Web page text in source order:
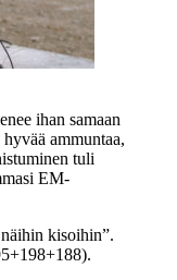
ihan samaan
ammuntaa,
tuli
EM-
kisoihin”.